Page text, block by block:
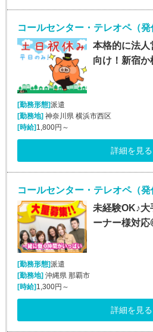
本格的に法人
向け！新宿
[勤務形態]派遣
[勤務地] 神奈川県 横浜市西区
[時給] 1,800円～
詳細を見る
未経験OK♪大
ーナー様対
[勤務形態]派遣
[勤務地] 沖縄県 那覇市
[時給] 1,300円～
詳細を見る